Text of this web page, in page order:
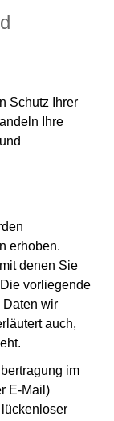
Schutz Ihrer
Ihre
erhoben.
denen Sie
vorliegende
Daten wir
auch,
im
E-Mail)